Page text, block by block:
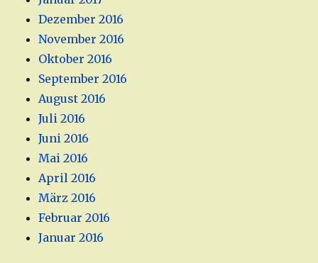
Dezember 2016
November 2016
Oktober 2016
September 2016
August 2016
Juli 2016
Juni 2016
Mai 2016
April 2016
März 2016
Februar 2016
Januar 2016